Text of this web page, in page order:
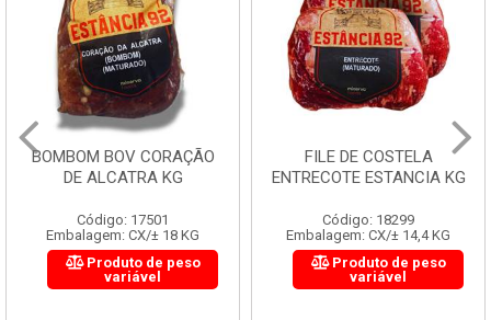
BOMBOM BOV CORAÇÃO
DE ALCATRA KG
Código: 17501
Embalagem: CX/± 18 KG
Produto de peso
variável
FILE DE COSTELA
ENTRECOTE ESTANCIA KG
Código: 18299
Embalagem: CX/± 14,4 KG
Produto de peso
variável